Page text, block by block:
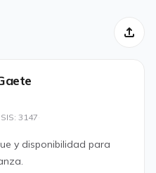
SIS: 3147·
y disponibilidad para